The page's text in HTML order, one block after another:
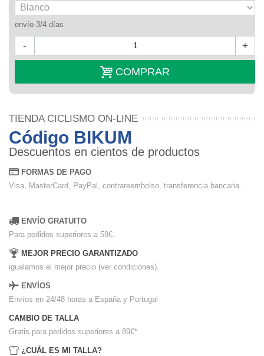
envío 3/4 días
- +
COMPRAR
TIENDA CICLISMO ON-LINE
Código BIKUM
Descuentos en cientos de productos
FORMAS DE PAGO
Visa, MasterCard, PayPal, contrareembolso, transferencia bancaria.
ENVÍO GRATUITO
Para pedidos superiores a 59€.
MEJOR PRECIO GARANTIZADO
igualamos el mejor precio (ver condiciones).
ENVÍOS
Envíos en 24/48 horas a España y Portugal
CAMBIO DE TALLA
Gratis para pedidos superiores a 89€*
¿CUÁL ES MI TALLA?